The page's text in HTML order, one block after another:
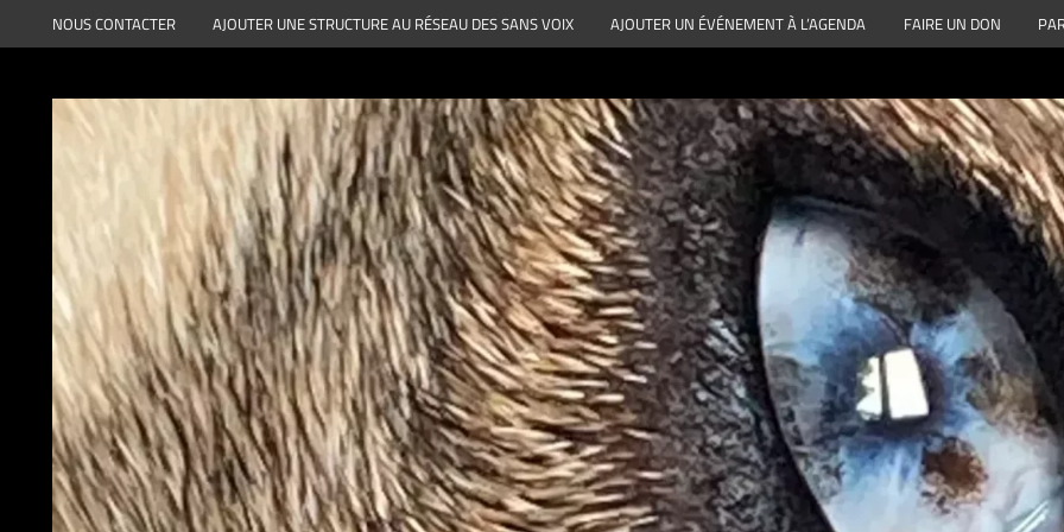
au
NOUS CONTACTER AJOUTER UNE STRUCTURE AU RÉSEAU DES SANS VOIX AJOUTER UN ÉVÉNEMENT À L’AGENDA FAIRE UN DON